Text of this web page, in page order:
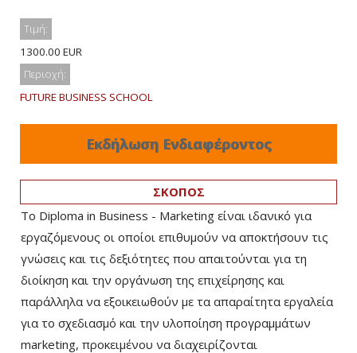
Τιμή:
1300.00 EUR
Περιοχή:
FUTURE BUSINESS SCHOOL
Εκδήλωση Ενδιαφέροντος
ΣΚΟΠΟΣ
Το Diploma in Business - Marketing είναι ιδανικό για
εργαζόμενους οι οποίοι επιθυμούν να αποκτήσουν τις
γνώσεις και τις δεξιότητες που απαιτούνται για τη
διοίκηση και την οργάνωση της επιχείρησης και
παράλληλα να εξοικειωθούν με τα απαραίτητα εργαλεία
για το σχεδιασμό και την υλοποίηση προγραμμάτων
marketing, προκειμένου να διαχειρίζονται